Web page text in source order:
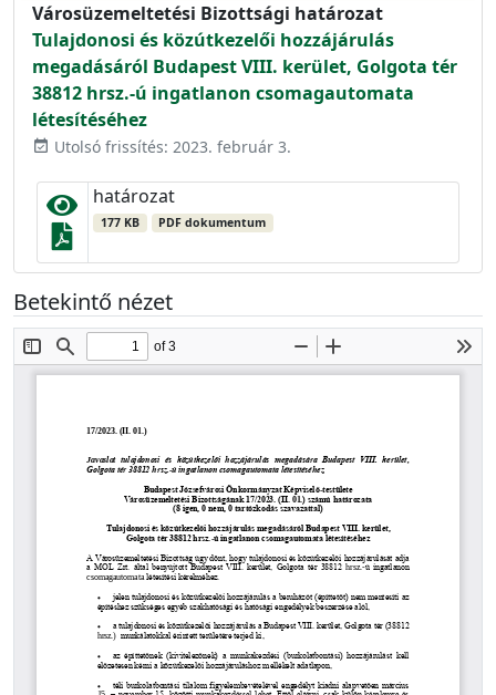
Városüzemeltetési Bizottsági határozat
Tulajdonosi és közútkezelői hozzájárulás
megadásáról Budapest VIII. kerület, Golgota tér
38812 hrsz.-ú ingatlanon csomagautomata
létesítéséhez
event_available Utolsó frissítés: 2023. február 3.
határozat
177 KB PDF dokumentum
Betekintő nézet